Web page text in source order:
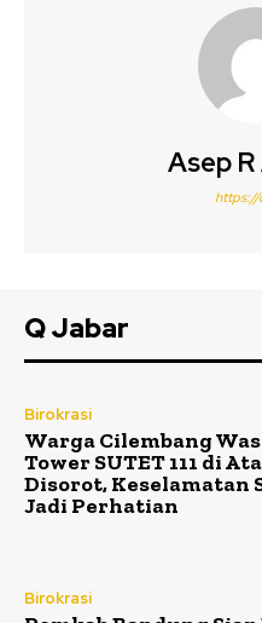
Asep
https://
Q Jabar
Birokrasi
Warga Cilembang
Tower SUTET 111 di
Disorot, Keselamatan
Jadi Perhatian
Birokrasi